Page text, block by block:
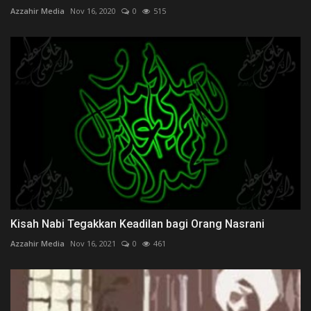
Azzahir Media Nov 16, 2020 0 515
Kisah Nabi Tegakkan Keadilan bagi Orang Nasrani
Azzahir Media Nov 16, 2021 0 461